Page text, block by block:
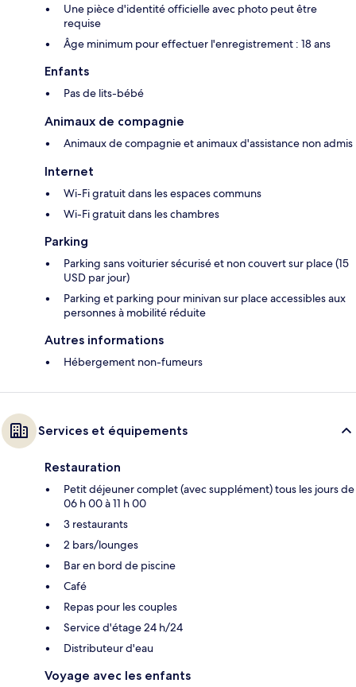
Une pièce d'identité officielle avec photo peut être
requise
Âge minimum pour effectuer l'enregistrement : 18 ans
Enfants
Pas de lits-bébé
Animaux de compagnie
Animaux de compagnie et animaux d'assistance non admis
Internet
Wi-Fi gratuit dans les espaces communs
Wi-Fi gratuit dans les chambres
Parking
Parking sans voiturier sécurisé et non couvert sur place (15
USD par jour)
Parking et parking pour minivan sur place accessibles aux
personnes à mobilité réduite
Autres informations
Hébergement non-fumeurs
Services et équipements
Restauration
Petit déjeuner complet (avec supplément) tous les jours de
06 h 00 à 11 h 00
3 restaurants
2 bars/lounges
Bar en bord de piscine
Café
Repas pour les couples
Service d'étage 24 h/24
Distributeur d'eau
Voyage avec les enfants